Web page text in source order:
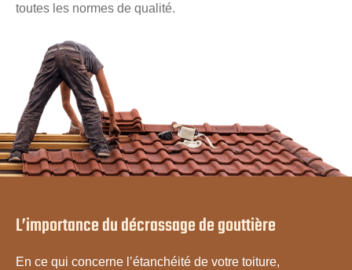
toutes les normes de qualité.
L’importance du décrassage de gouttière
En ce qui concerne l’étanchéité de votre toiture,